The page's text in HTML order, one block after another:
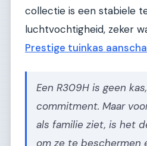
collectie is een stabiele
luchtvochtigheid, zeker
Prestige tuinkas
Een R309H is geen
commitment. Maar
als familie ziet, is het
om ze te beschermen